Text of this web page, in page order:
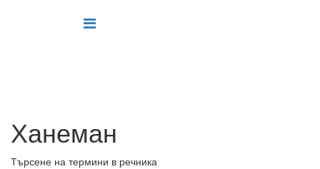
Ханеман
Търсене на термини в речника